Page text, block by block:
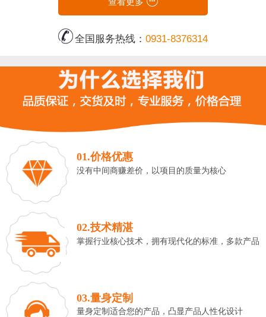
全国服务热线：0931-8376314
01.价格优惠
没有中间商赚差价，以项目的质量为核心
02.技术精湛
掌握行业核心技术，拥有现代化的标准，多款产品
03.量身定制
量身定制适合您的产品，凸显产品人性化设计